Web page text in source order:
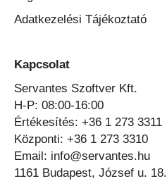
Adatkezelési Tájékoztató
Kapcsolat
Servantes Szoftver Kft.
H-P: 08:00-16:00
Értékesítés: +36 1 273 3311
Központi: +36 1 273 3310
Email: info@servantes.hu
1161 Budapest, József u. 18.